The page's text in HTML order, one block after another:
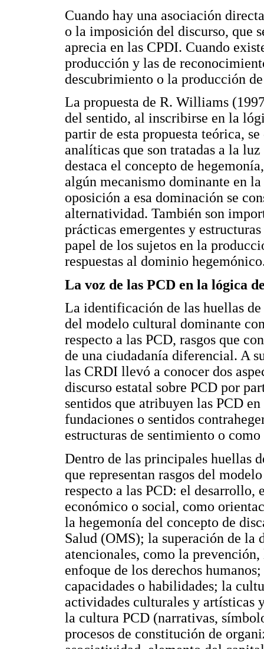
Cuando hay una asociación
o la imposición del discurso, que
aprecia en las CPDI. Cuando
producción y las de
descubrimiento o la producción
La propuesta de R. Williams
del sentido, al inscribirse en la
partir de esta propuesta teórica,
analíticas que son tratadas a la
destaca el concepto de
algún mecanismo dominante en
oposición a esa dominación se
alternatividad. También son
prácticas emergentes y
papel de los sujetos en la
respuestas al dominio
La voz de las PCD en la lógica
La identificación de las huellas
del modelo cultural dominante
respecto a las PCD, rasgos que
de una ciudadanía diferencial. A
las CRDI llevó a conocer dos
discurso estatal sobre PCD por
sentidos que atribuyen las PCD
fundaciones o sentidos
estructuras de sentimiento o
Dentro de las principales huellas
que representan rasgos del
respecto a las PCD: el desarrollo,
económico o social, como
la hegemonía del concepto de
Salud (OMS); la superación de la
atencionales, como la
enfoque de los derechos
capacidades o habilidades; la
actividades culturales y artísticas
la cultura PCD (narrativas,
procesos de constitución de